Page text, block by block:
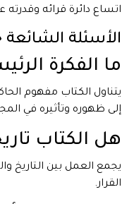
اتساع دائرة قرائه
الأسئلة الشائعة
ما الفكرة
يتناول الكتاب مفهوم
إلى ظهوره وتأثيره في
هل الكتاب
يجمع العمل بين التاريخ
القرار.